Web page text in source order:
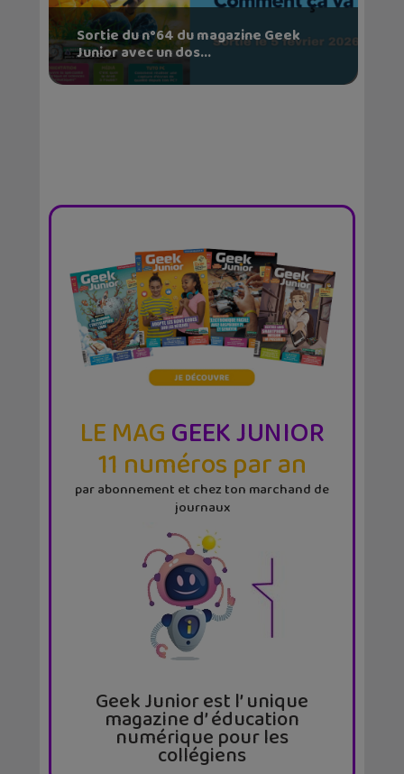
Sortie du n°64 du magazine Geek
Junior avec un dos...
LE MAGGEEK JUNIOR
11 numéros par an
par abonnement et chez ton marchand de
journaux
Geek Junior est l’ unique
magazine d’ éducation
numérique pour les
collégiens